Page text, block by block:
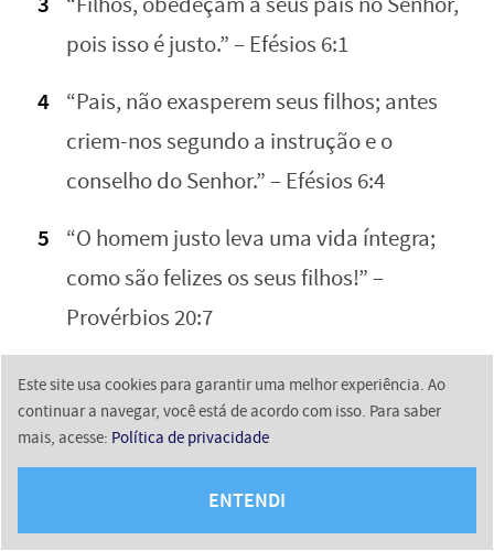
pois isso é justo.” – Efésios 6:1
“Pais, não exasperem seus filhos; antes
criem-nos segundo a instrução e o
conselho do Senhor.” – Efésios 6:4
“O homem justo leva uma vida íntegra;
como são felizes os seus filhos!” –
Provérbios 20:7
Versículos da Bíblia que fala sobre
casamento
O casamento é um tema central em muitos
Este site usa cookies para garantir uma melhor experiência. Ao
continuar a navegar, você está de acordo com isso. Para saber
mais, acesse: Política de privacidade
ENTENDI